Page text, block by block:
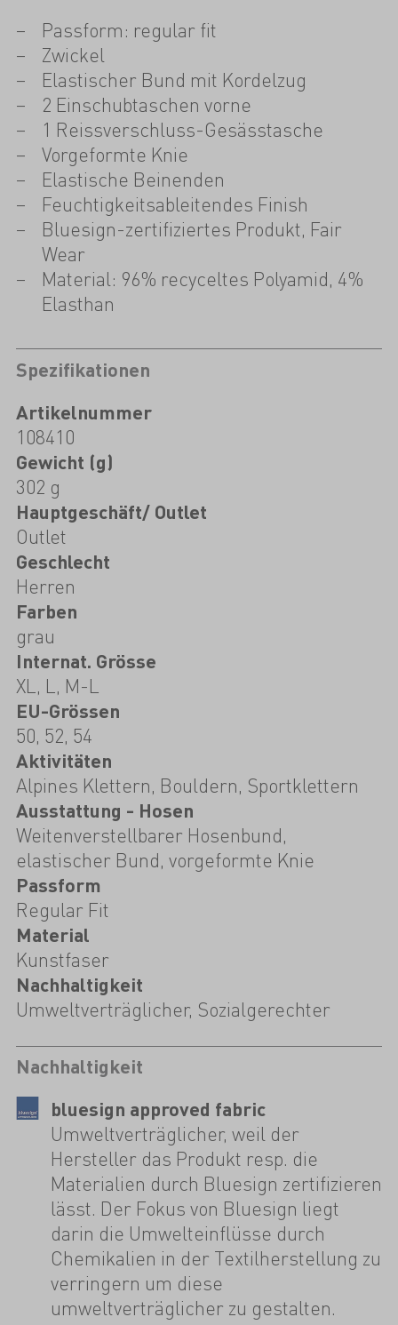
Passform: regular fit
Zwickel
Elastischer Bund mit Kordelzug
2 Einschubtaschen vorne
1 Reissverschluss-Gesässtasche
Vorgeformte Knie
Elastische Beinenden
Feuchtigkeitsableitendes Finish
Bluesign-zertifiziertes Produkt, Fair
Wear
Material: 96% recyceltes Polyamid, 4%
Elasthan
Spezifikationen
Artikelnummer
108410
Gewicht (g)
302 g
Hauptgeschäft/ Outlet
Outlet
Geschlecht
Herren
Farben
grau
Internat. Grösse
XL, L, M-L
EU-Grössen
50, 52, 54
Aktivitäten
Alpines Klettern, Bouldern, Sportklettern
Ausstattung - Hosen
Weitenverstellbarer Hosenbund,
elastischer Bund, vorgeformte Knie
Passform
Regular Fit
Material
Kunstfaser
Nachhaltigkeit
Umweltverträglicher, Sozialgerechter
Nachhaltigkeit
bluesign approved fabric
Umweltverträglicher, weil der
Hersteller das Produkt resp. die
Materialien durch Bluesign zertifizieren
lässt. Der Fokus von Bluesign liegt
darin die Umwelteinflüsse durch
Chemikalien in der Textilherstellung zu
verringern um diese
umweltverträglicher zu gestalten.